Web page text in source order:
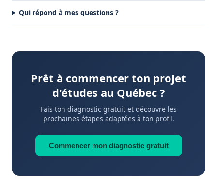
Qui répond à mes questions ?
Prêt à commencer ton projet
d'études au Québec ?
Fais ton diagnostic gratuit et découvre les
prochaines étapes adaptées à ton profil.
Commencer mon diagnostic gratuit